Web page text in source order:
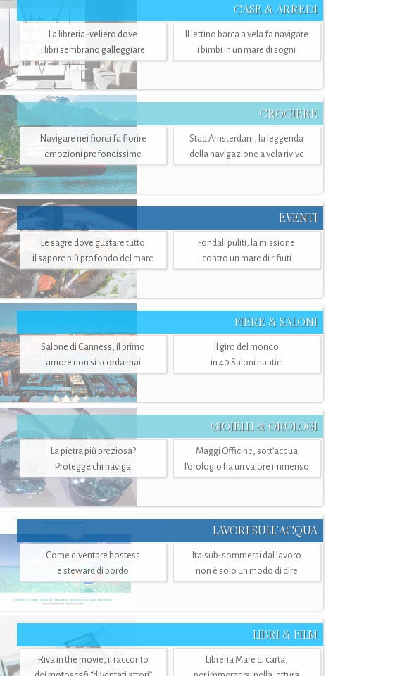
CASE & ARREDI
La libreria-veliero dove
i libri sembrano galleggiare
Il lettino barca a vela fa navigare
i bimbi in un mare di sogni
CROCIERE
Navigare nei fiordi fa fiorire
emozioni profondissime
Stad Amsterdam, la leggenda
della navigazione a vela rivive
EVENTI
Le sagre dove gustare tutto
il sapore più profondo del mare
Fondali puliti, la missione
contro un mare di rifiuti
FIERE & SALONI
Salone di Canness, il primo
amore non si scorda mai
Il giro del mondo
in 40 Saloni nautici
GIOIELLI & OROLOGI
La pietra più preziosa?
Protegge chi naviga
Maggi Officine, sott’acqua
l'orologio ha un valore immenso
LAVORI SULL’ACQUA
Come diventare hostess
e steward di bordo
Italsub: sommersi dal lavoro
non è solo un modo di dire
LIBRI & FILM
Riva in the movie, il racconto
Libreria Mare di carta,